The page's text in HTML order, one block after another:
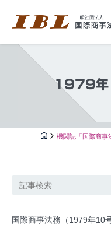
1979
機関誌「国際商事
国際商事法務（1979年10